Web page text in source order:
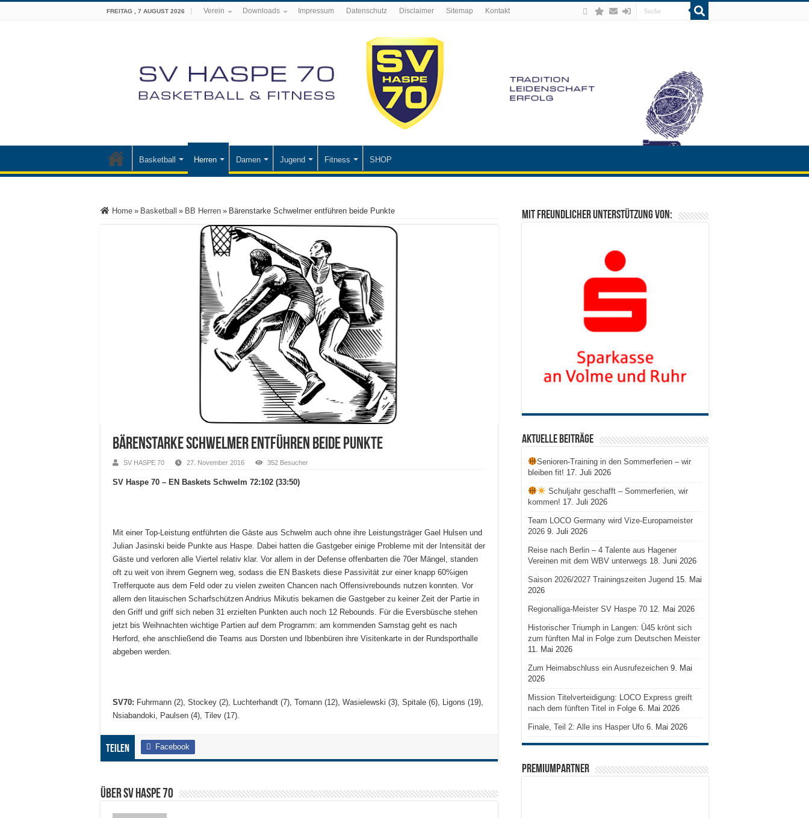
FREITAG , 7 AUGUST 2026 Verein Downloads Impressum Datenschutz Disclaimer Sitemap Kontakt
Basketball Herren Damen Jugend Fitness SHOP
Home » Basketball » BB Herren » Bärenstarke Schwelmer entführen beide Punkte
Bärenstarke Schwelmer entführen beide Punkte
SV HASPE 70 27. November 2016 352 Besucher
SV Haspe 70 – EN Baskets Schwelm 72:102 (33:50)
Mit einer Top-Leistung entführten die Gäste aus Schwelm auch ohne ihre Leistungsträger Gael Hulsen und
Julian Jasinski beide Punkte aus Haspe. Dabei hatten die Gastgeber einige Probleme mit der Intensität der
Gäste und verloren alle Viertel relativ klar. Vor allem in der Defense offenbarten die 70er Mängel, standen
oft zu weit von ihrem Gegnern weg, sodass die EN Baskets diese Passivität zur einer knapp 60%igen
Trefferquote aus dem Feld oder zu vielen zweiten Chancen nach Offensivrebounds nutzen konnten. Vor
allem den litauischen Scharfschützen Andrius Mikutis bekamen die Gastgeber zu keiner Zeit der Partie in
den Griff und griff sich neben 31 erzielten Punkten auch noch 12 Rebounds. Für die Eversbüsche stehen
jetzt bis Weihnachten wichtige Partien auf dem Programm: am kommenden Samstag geht es nach
Herford, ehe anschließend die Teams aus Dorsten und Ibbenbüren ihre Visitenkarte in der Rundsporthalle
abgeben werden.
SV70: Fuhrmann (2), Stockey (2), Luchterhandt (7), Tomann (12), Wasielewski (3), Spitale (6), Ligons (19),
Nsiabandoki, Paulsen (4), Tilev (17).
Teilen Facebook
Über SV HASPE 70
Mit freundlicher Unterstützung von:
Aktuelle Beiträge
Senioren-Training in den Sommerferien – wir
bleiben fit! 17. Juli 2026
Schuljahr geschafft – Sommerferien, wir
kommen! 17. Juli 2026
Team LOCO Germany wird Vize-Europameister
2026 9. Juli 2026
Reise nach Berlin – 4 Talente aus Hagener
Vereinen mit dem WBV unterwegs 18. Juni 2026
Saison 2026/2027 Trainingszeiten Jugend 15. Mai
2026
Regionalliga-Meister SV Haspe 70 12. Mai 2026
Historischer Triumph in Langen: Ü45 krönt sich
zum fünften Mal in Folge zum Deutschen Meister
11. Mai 2026
Zum Heimabschluss ein Ausrufezeichen 9. Mai
2026
Mission Titelverteidigung: LOCO Express greift
nach dem fünften Titel in Folge 6. Mai 2026
Finale, Teil 2: Alle ins Hasper Ufo 6. Mai 2026
PREMIUMPARTNER